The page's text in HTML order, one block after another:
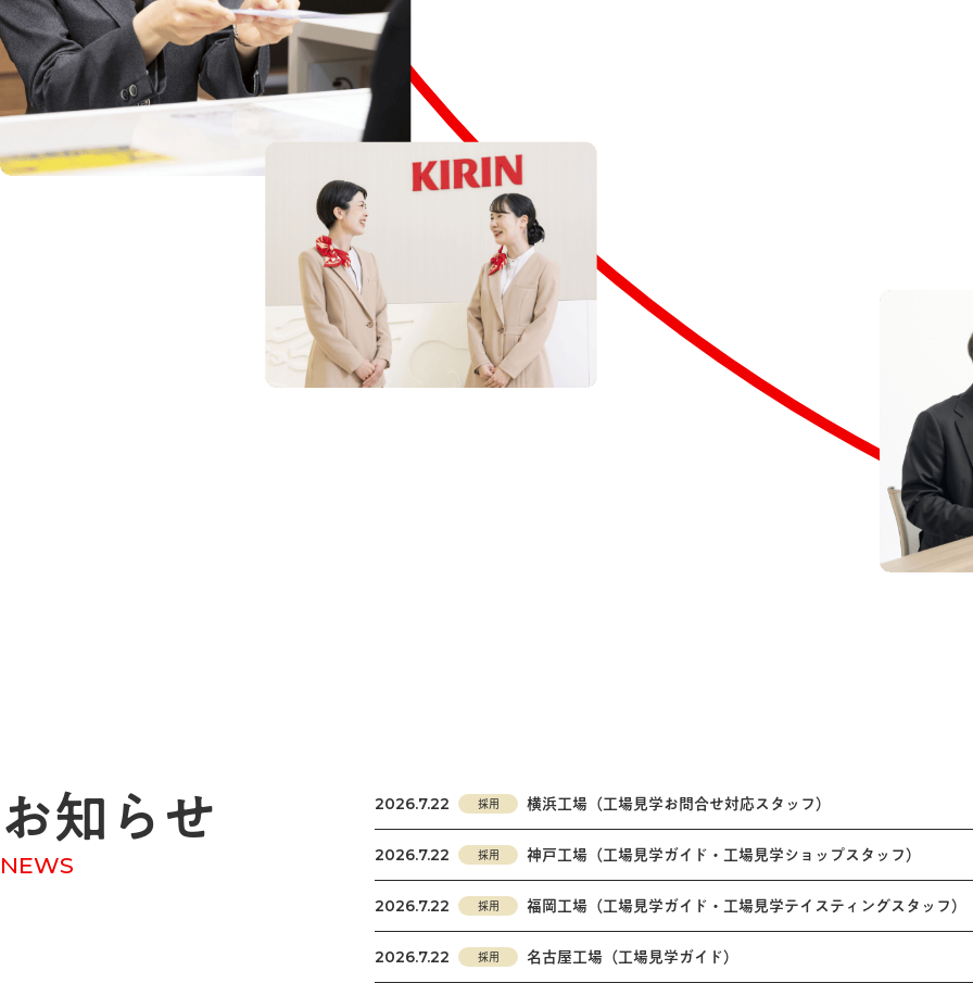
お知らせ
NEWS
2026.7.22 採用 横浜工場（工場見学お問合せ対応スタッフ）
2026.7.22 採用 神戸工場（工場見学ガイド・工場見学ショップスタッフ）
2026.7.22 採用 福岡工場（工場見学ガイド・工場見学テイスティングスタッフ）
2026.7.22 採用 名古屋工場（工場見学ガイド）